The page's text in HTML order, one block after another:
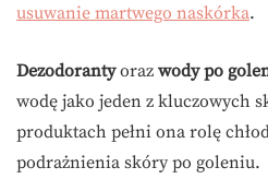
usuwanie martwego naskórka.
Dezodorantyoraz wody po
wodę jako jeden z kluczowych
produktach pełni ona rolę
podrażnienia skóry po goleniu.